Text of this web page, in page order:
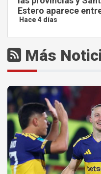
Estero aparece
afectadas.
Hace 4 días
Más